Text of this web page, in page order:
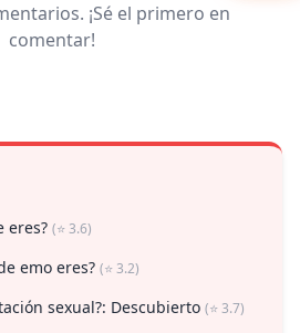
¡Sé el primero en
comentar!
eres? (⭐ 3.6)
emo eres? (⭐ 3.2)
sexual?: Descubierto (⭐ 3.7)